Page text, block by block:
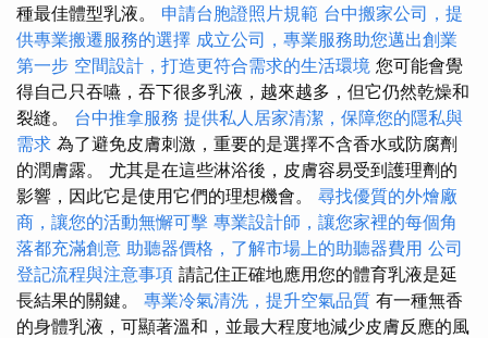
種最佳體型乳液。 申請台胞證照片規範 台中搬家公司，提
供專業搬遷服務的選擇 成立公司，專業服務助您邁出創業
第一步 空間設計，打造更符合需求的生活環境 您可能會覺
得自己只吞嚥，吞下很多乳液，越來越多，但它仍然乾燥和
裂縫。 台中推拿服務 提供私人居家清潔，保障您的隱私與
需求 為了避免皮膚刺激，重要的是選擇不含香水或防腐劑
的潤膚露。 尤其是在這些淋浴後，皮膚容易受到護理劑的
影響，因此它是使用它們的理想機會。 尋找優質的外燴廠
商，讓您的活動無懈可擊 專業設計師，讓您家裡的每個角
落都充滿創意 助聽器價格，了解市場上的助聽器費用 公司
登記流程與注意事項 請記住正確地應用您的體育乳液是延
長結果的關鍵。 專業冷氣清洗，提升空氣品質 有一種無香
的身體乳液，可顯著溫和，並最大程度地減少皮膚反應的風